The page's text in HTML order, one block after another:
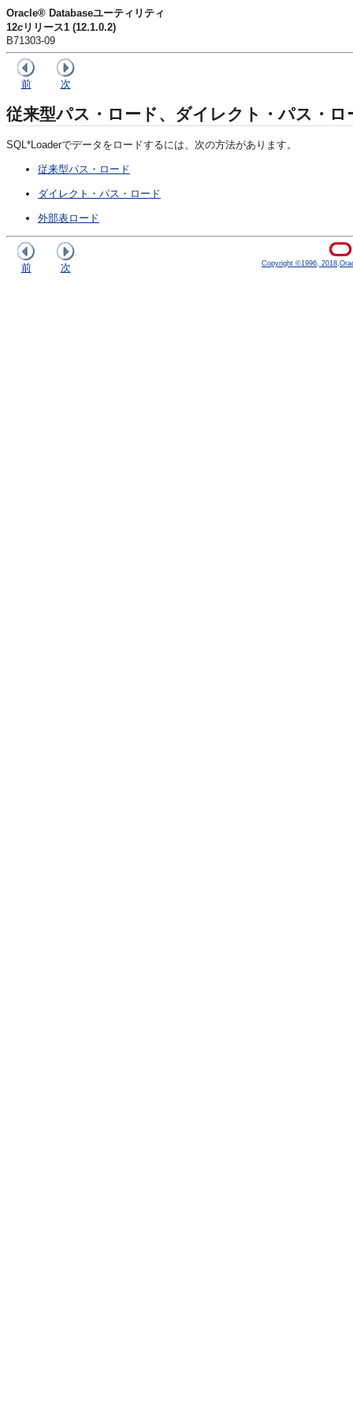
Oracle® Databaseユーティリティ
12c リリース1 (12.1.0.2)
B71303-09
前 次
従来型パス・ロード、ダイレクト・パス・
SQL*Loaderでデータをロードするには、次の方法があります。
従来型パス・ロード
ダイレクト・パス・ロード
外部表ロード
前 次 Copyright ©1996,